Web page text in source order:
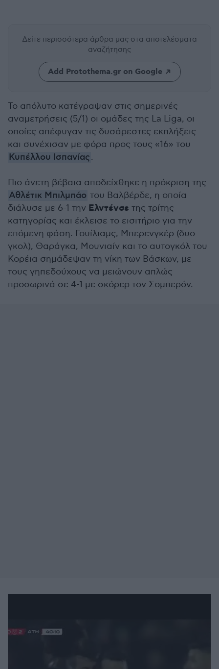
Δείτε περισσότερα άρθρα μας στα αποτελέσματα
αναζήτησης
Add Protothema.gr on Google
Το απόλυτο κατέγραψαν στις σημερινές
αναμετρήσεις (5/1) οι ομάδες της La Liga, οι
οποίες απέφυγαν τις δυσάρεστες εκπλήξεις
και συνέχισαν με φόρα προς τους «16» του
Κυπέλλου Ισπανίας.
Πιο άνετη βέβαια αποδείχθηκε η πρόκριση της
Αθλέτικ Μπιλμπάο του Βαλβέρδε, η οποία
διάλυσε με 6-1 την Ελντένσε της τρίτης
κατηγορίας και έκλεισε το εισιτήριο για την
επόμενη φάση. Γουίλιαμς, Μπερενγκέρ (δυο
γκολ), Θαράγκα, Μουνιαίν και το αυτογκόλ του
Κορέια σημάδεψαν τη νίκη των Βάσκων, με
τους γηπεδούχους να μειώνουν απλώς
προσωρινά σε 4-1 με σκόρερ τον Σομπερόν.